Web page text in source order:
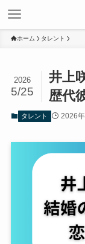
ホーム タレント
井上
歴代
2026
5/25
タレント 2026